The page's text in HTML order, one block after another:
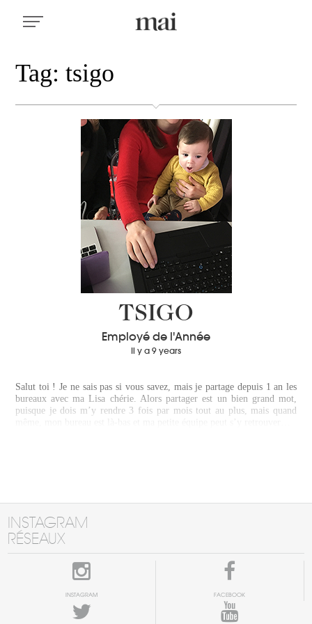
Tag: tsigo
TSIGO
Employé de l'Année
Il y a 9 years
Salut toi ! Je ne sais pas si vous savez, mais je partage depuis 1 an les
bureaux avec ma Lisa chérie. Alors partager est un bien grand mot,
puisque je dois m’y rendre 3 fois par mois tout au plus, mais quand
INSTAGRAM
RÉSEAUX
INSTAGRAM FACEBOOK